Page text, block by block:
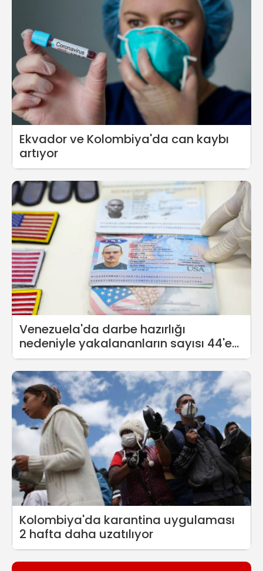
Ekvador ve Kolombiya'da can kaybı
artıyor
Venezuela'da darbe hazırlığı
nedeniyle yakalananların sayısı 44'e
ulaştı
Kolombiya'da karantina uygulaması
2 hafta daha uzatılıyor